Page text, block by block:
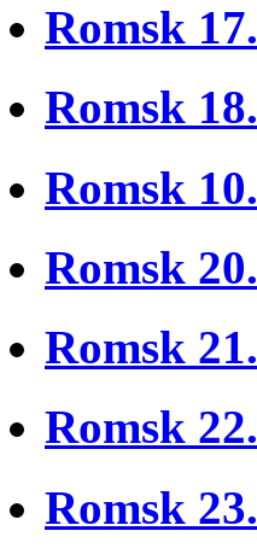
Romsk 17.
Romsk 18.
Romsk 10.
Romsk 20.
Romsk 21.
Romsk 22.
Romsk 23.